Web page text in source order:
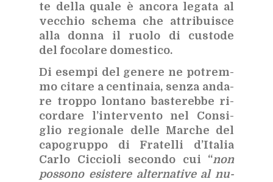
te del­la qua­le è an­co­ra le­ga­ta al
vec­chio sche­ma che at­tri­bui­sce
alla don­na il ruo­lo di cu­sto­de
del fo­co­la­re do­me­sti­co.
Di esem­pi del ge­ne­re ne po­trem­
mo ci­ta­re a cen­ti­na­ia, sen­za an­da­
re trop­po lon­ta­no ba­ste­reb­be ri­
cor­da­re l’in­ter­ven­to nel Con­si­
glio re­gio­na­le del­le Mar­che del
ca­po­grup­po di Fra­tel­li d’I­ta­lia
Car­lo Cic­cio­li se­con­do cui “non
pos­so­no esi­ste­re al­ter­na­ti­ve al nu­